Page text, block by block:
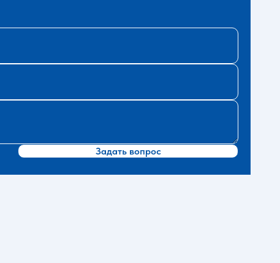
Задать вопрос